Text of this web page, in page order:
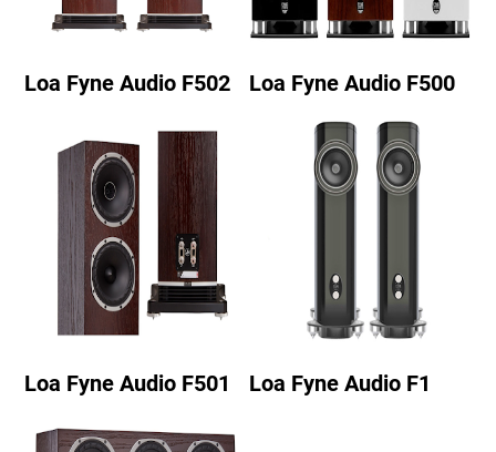
Loa Fyne Audio F502 Loa Fyne Audio F500
Loa Fyne Audio F501 Loa Fyne Audio F1